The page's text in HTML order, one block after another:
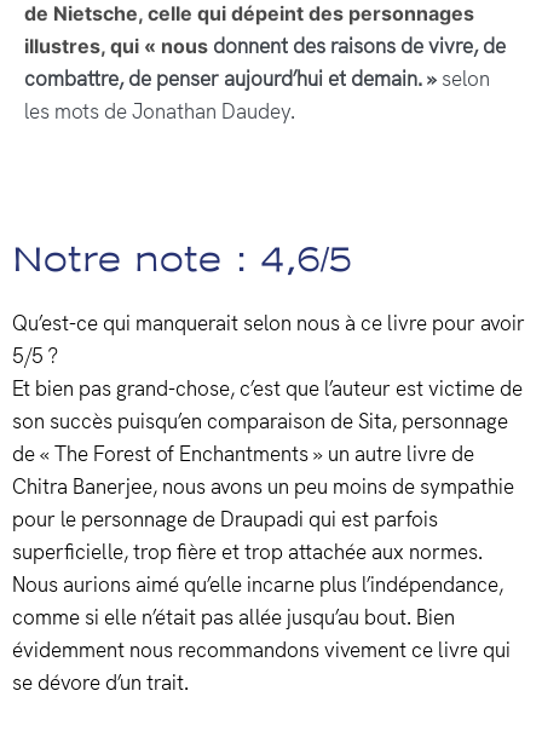
de Nietsche, celle qui dépeint des personnages
illustres, qui « nous donnent des raisons de vivre, de
combattre, de penser aujourd’hui et demain. » selon
les mots de Jonathan Daudey.
Notre note : 4,6/5
Qu’est-ce qui manquerait selon nous à ce livre pour avoir
5/5 ?
Et bien pas grand-chose, c’est que l’auteur est victime de
son succès puisqu’en comparaison de Sita, personnage
de « The Forest of Enchantments » un autre livre de
Chitra Banerjee, nous avons un peu moins de sympathie
pour le personnage de Draupadi qui est parfois
superficielle, trop fière et trop attachée aux normes.
Nous aurions aimé qu’elle incarne plus l’indépendance,
comme si elle n’était pas allée jusqu’au bout. Bien
évidemment nous recommandons vivement ce livre qui
se dévore d’un trait.